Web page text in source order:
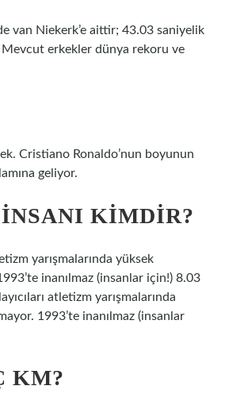
van Niekerk’e aittir; 43.03 saniyelik
Mevcut erkekler dünya rekoru ve
Cristiano Ronaldo’nun boyunun
geliyor.
KIMDIR?
yarışmalarında yüksek
inanılmaz (insanlar için!) 8.03
atletizm yarışmalarında
1993’te inanılmaz (insanlar
KM?